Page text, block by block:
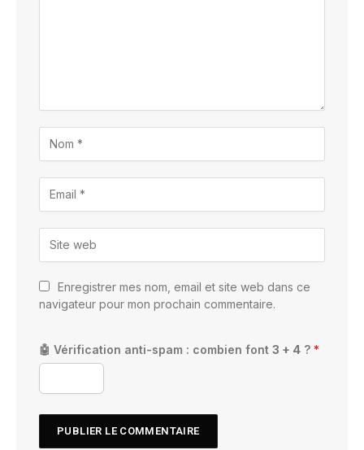
Enregistrer mes nom, email et site web dans ce
navigateur pour mon prochain commentaire.
🤖 Vérification anti-spam : combien font 3 + 4 ? *